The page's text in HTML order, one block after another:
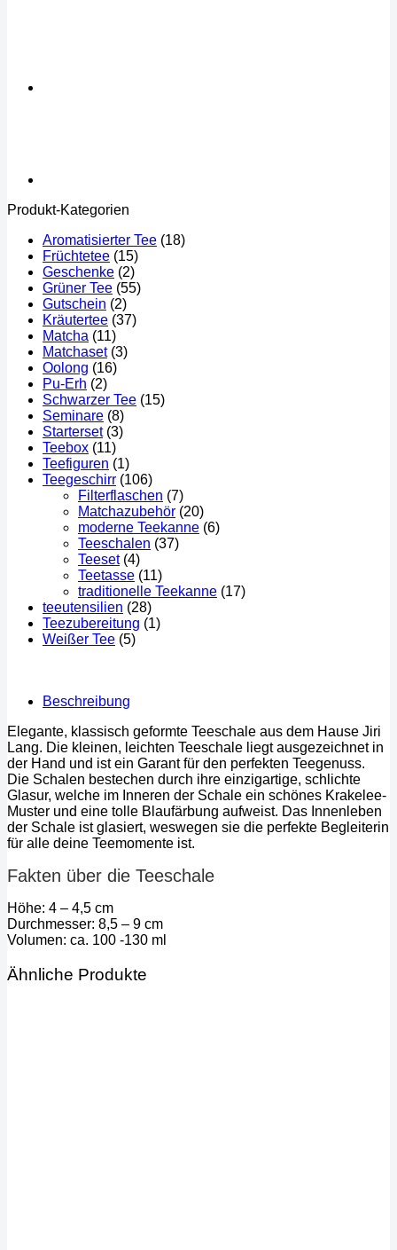
Produkt-Kategorien
Aromatisierter Tee (18)
Früchtetee (15)
Geschenke (2)
Grüner Tee (55)
Gutschein (2)
Kräutertee (37)
Matcha (11)
Matchaset (3)
Oolong (16)
Pu-Erh (2)
Schwarzer Tee (15)
Seminare (8)
Starterset (3)
Teebox (11)
Teefiguren (1)
Teegeschirr (106)
Filterflaschen (7)
Matchazubehör (20)
moderne Teekanne (6)
Teeschalen (37)
Teeset (4)
Teetasse (11)
traditionelle Teekanne (17)
teeutensilien (28)
Teezubereitung (1)
Weißer Tee (5)
Beschreibung
Elegante, klassisch geformte Teeschale aus dem Hause Jiri
Lang. Die kleinen, leichten Teeschale liegt ausgezeichnet in
der Hand und ist ein Garant für den perfekten Teegenuss.
Die Schalen bestechen durch ihre einzigartige, schlichte
Glasur, welche im Inneren der Schale ein schönes Krakelee-
Muster und eine tolle Blaufärbung aufweist. Das Innenleben
der Schale ist glasiert, weswegen sie die perfekte Begleiterin
für alle deine Teemomente ist.
Fakten über die Teeschale
Höhe: 4 – 4,5 cm
Durchmesser: 8,5 – 9 cm
Volumen: ca. 100 -130 ml
Ähnliche Produkte